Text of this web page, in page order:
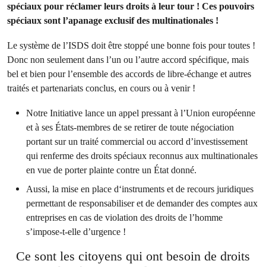
spéciaux pour réclamer leurs droits à leur tour ! Ces pouvoirs
spéciaux sont l’apanage exclusif des multinationales !
Le système de l’ISDS doit être stoppé une bonne fois pour toutes !
Donc non seulement dans l’un ou l’autre accord spécifique, mais
bel et bien pour l’ensemble des accords de libre-échange et autres
traités et partenariats conclus, en cours ou à venir !
Notre Initiative lance un appel pressant à l’Union européenne
et à ses États-membres de se retirer de toute négociation
portant sur un traité commercial ou accord d’investissement
qui renferme des droits spéciaux reconnus aux multinationales
en vue de porter plainte contre un État donné.
Aussi, la mise en place d‘instruments et de recours juridiques
permettant de responsabiliser et de demander des comptes aux
entreprises en cas de violation des droits de l’homme
s’impose-t-elle d’urgence !
Ce sont les citoyens qui ont besoin de droits